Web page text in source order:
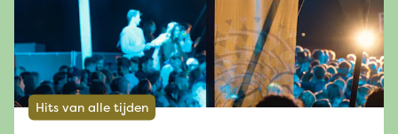
Hits van alle tijden